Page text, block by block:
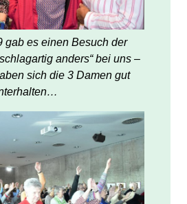
gab es einen Besuch der
anders“ bei uns –
sich die 3 Damen gut